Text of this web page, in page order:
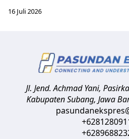
16 Juli 2026
Jl. Jend. Achmad Yani,
Kabupaten Subang, Jawa